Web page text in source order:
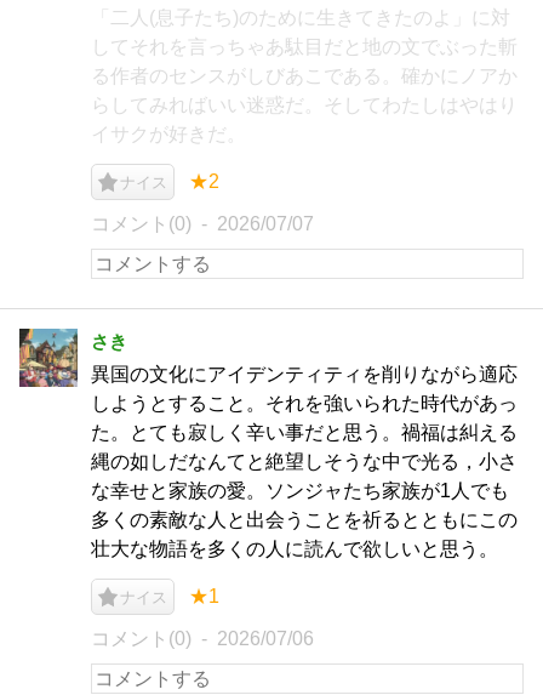
「二人(息子たち)のために生きてきたのよ」に対
してそれを言っちゃあ駄目だと地の文でぶった斬
る作者のセンスがしびあこである。確かにノアか
らしてみればいい迷惑だ。そしてわたしはやはり
イサクが好きだ。
ナイス ★2
コメント(0) 2026/07/07
さき
異国の文化にアイデンティティを削りながら適応
しようとすること。それを強いられた時代があっ
た。とても寂しく辛い事だと思う。禍福は糾える
縄の如しだなんてと絶望しそうな中で光る，小さ
な幸せと家族の愛。ソンジャたち家族が1人でも
多くの素敵な人と出会うことを祈るとともにこの
壮大な物語を多くの人に読んで欲しいと思う。
ナイス ★1
コメント(0) 2026/07/06